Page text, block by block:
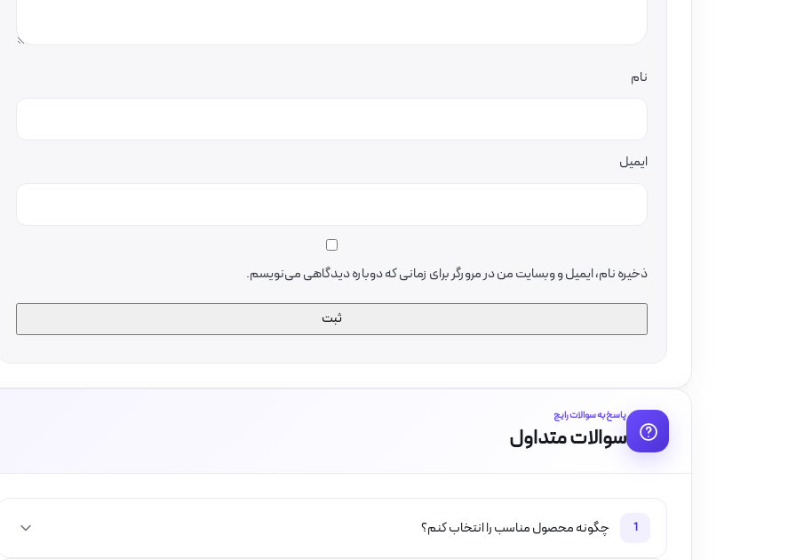
نام
ایمیل
ذخیره نام، ایمیل و وبسایت من در مرورگر برای زمانی که دوباره دیدگاهی می‌نویسم.
پاسخ به سوالات رایج
سوالات متداول
1 چگونه محصول مناسب را انتخاب کنم؟